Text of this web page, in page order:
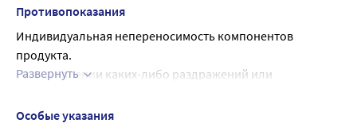
экстракты окопника (живокоста), золотого уса, мумиё.
Противопоказания
Индивидуальная непереносимость компонентов
продукта.
При появлении каких-либо раздражений или
использование.
Развернуть
Особые указания